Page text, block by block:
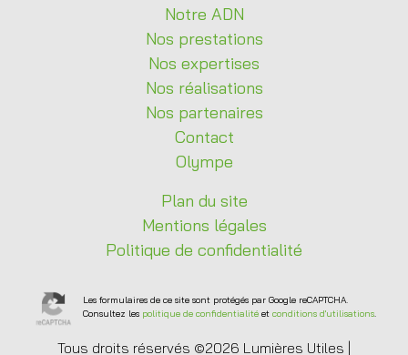
Notre ADN
Nos prestations
Nos expertises
Nos réalisations
Nos partenaires
Contact
Olympe
Plan du site
Mentions légales
Politique de confidentialité
Les formulaires de ce site sont protégés par Google reCAPTCHA.
Consultez les politique de confidentialitéet conditions d'utilisations.
Tous droits réservés ©2026 Lumières Utiles |